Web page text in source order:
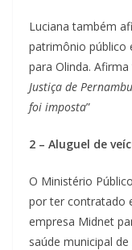
Luciana também
patrimônio público
para Olinda.
Justiça de
foi imposta”
2 – Aluguel de
O Ministério
por ter contratado
empresa Midnet
saúde municipal